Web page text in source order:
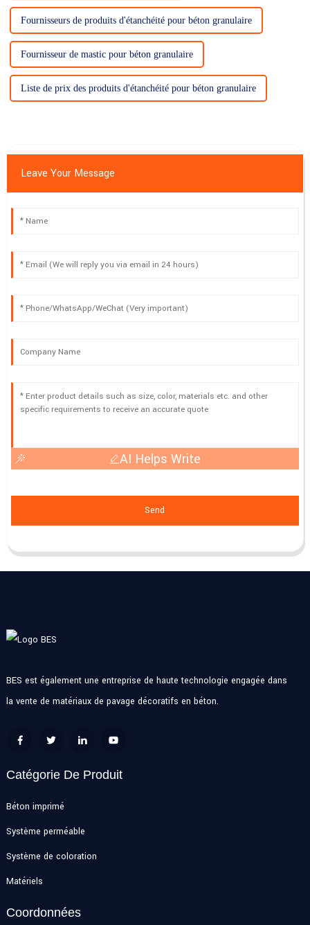
Fournisseurs de produits d'étanchéité pour béton granulaire
Fournisseur de mastic pour béton granulaire
Liste de prix des produits d'étanchéité pour béton granulaire
Leave Your Message
AI Helps Write
Send
BES est également une entreprise de haute technologie engagée dans
la vente de matériaux de pavage décoratifs en béton.
Catégorie De Produit
Béton imprimé
Système perméable
Système de coloration
Matériels
Coordonnées